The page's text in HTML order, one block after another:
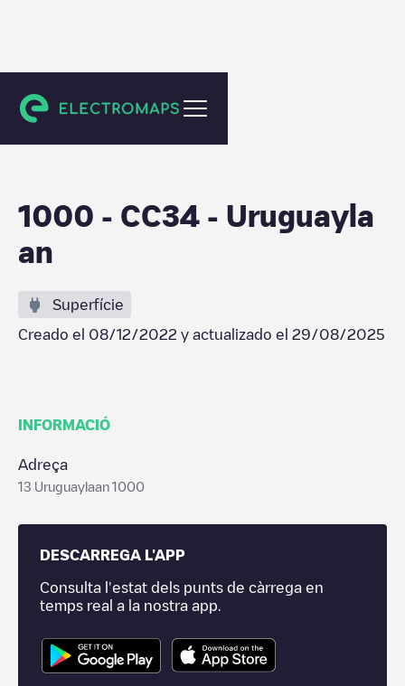
Brussel
1000 - CC34 - Uruguayla
an
Superfície
Creado el 08/12/2022 y actualizado el 29/08/2025
INFORMACIÓ
Adreça
13 Uruguaylaan 1000
DESCARREGA L'APP
Consulta l'estat dels punts de càrrega en
temps real a la nostra app.